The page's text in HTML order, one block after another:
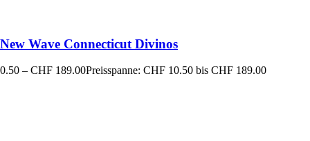
Wave Connecticut Divinos
– CHF 189.00Preisspanne: CHF 10.50 bis CHF 189.00